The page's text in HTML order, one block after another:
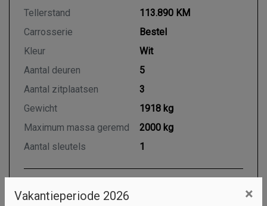
Tellerstand
113.890 KM
Carrosserie
Bestel
Kleur
Wit
Aantal deuren
5
Aantal zitplaatsen
3
Gewicht
1918 kg
Maximum massa geremd
2000 kg
Aantal sleutels
1
Motor en transmissie
Vakantieperiode 2026 ×